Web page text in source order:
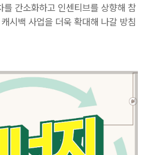
를 간소화하고 인센티브를 상향해 참
시백 사업을 더욱 확대해 나갈 방침